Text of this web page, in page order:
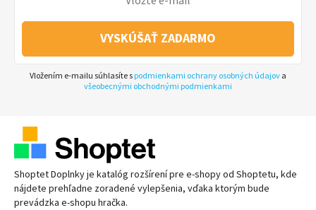
VYSKÚŠAŤ ZADARMO
Vložením e-mailu súhlasíte s podmienkami ochrany osobných údajov a
všeobecnými obchodnými podmienkami
Shoptet Doplnky je katalóg rozšírení pre e-shopyod Shoptetu, kde
nájdete prehľadne zoradené vylepšenia, vďaka ktorým bude
prevádzka e-shopu hračka.